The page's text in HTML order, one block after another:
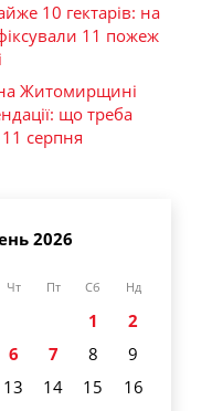
10 гектарів: на
11 пожеж
Житомирщині
що треба
серпня
2026
Чт Пт Сб Нд
1
2
6 7 8
9
13 14 15
16